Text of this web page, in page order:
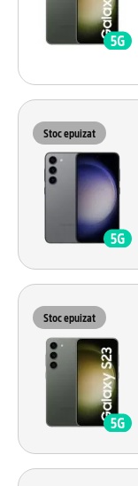
Stoc epuizat
Stoc epuizat